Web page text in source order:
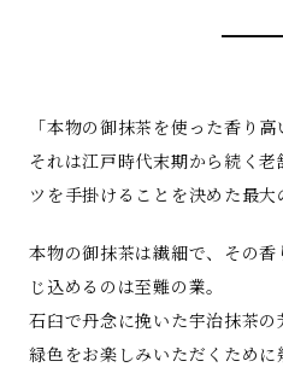
「本物の御抹茶を使った香り
それは江戸時代末期から続く
ツを手掛けることを決めた最大
本物の御抹茶は繊細で、その
じ込めるのは至難の業。
石臼で丹念に挽いた宇治抹茶
緑色をお楽しみいただくため